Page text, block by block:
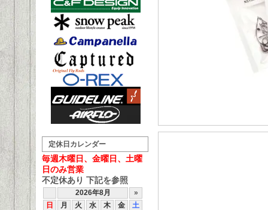
定休日カレンダー
毎週木曜日、金曜日、土曜
日のみ営業
不定休あり 下記を参照